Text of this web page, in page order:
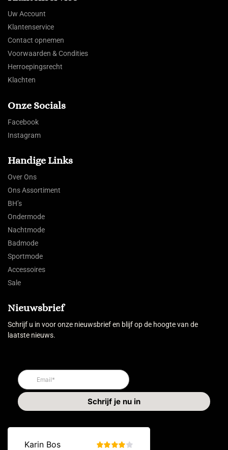
Uw Account
Klantenservice
Contact opnemen
Voorwaarden & Condities
Herroepingsrecht
Klachten
Onze Socials
Facebook
Instagram
Handige Links
Over Ons
Ons Assortiment
BH’s
Ondermode
Nachtmode
Badmode
Sportmode
Accessoires
Sale
Nieuwsbrief
Schrijf u in voor onze nieuwsbrief en blijf op de hoogte van de
laatste nieuws.